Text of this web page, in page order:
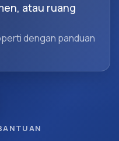
atau ruang
dengan panduan